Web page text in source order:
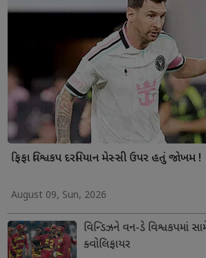
ફિફા વિશ્વકપ દરમિયાન મેસ્સી ઉપર હતું જોખમ !
August 09, Sun, 2026
વિન્ડિઝને વન-ડે વિશ્વકપમાં
ક્વોલિફાયર